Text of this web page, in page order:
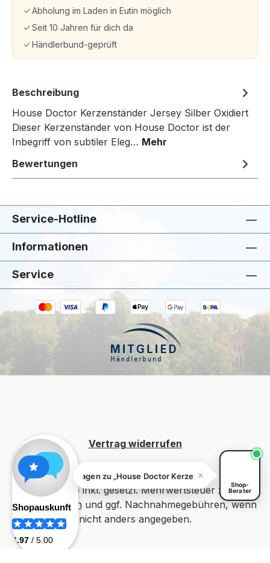
Abholung im Laden in Eutin möglich
Seit 10 Jahren für dich da
Händlerbund-geprüft
Beschreibung
House Doctor Kerzenständer Jersey Silber Oxidiert
Dieser Kerzenständer von House Doctor ist der
Inbegriff von subtiler Eleg… Mehr
Bewertungen
Service-Hotline
Informationen
Service
Vertrag widerrufen
Alle Preise inkl. gesetzl. Mehrwertsteuer zzgl.
Versandkosten und ggf. Nachnahmegebühren, wenn
nicht anders angegeben.
Erstellung und Betreuung durch
Shop-
Berater
Kiivoo• jetzt
Fragen zu „House Doctor Kerzenständer Jersey